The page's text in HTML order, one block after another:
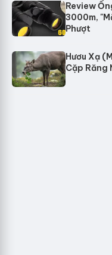
Review
3000m,
Phượt
Hươu Xạ
Cặp Răng